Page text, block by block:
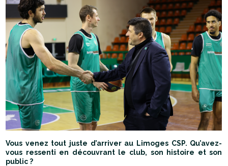
Vous venez tout juste d’arriver au Limoges CSP. Qu’avez-
vous ressenti en découvrant le club, son histoire et son
public ?